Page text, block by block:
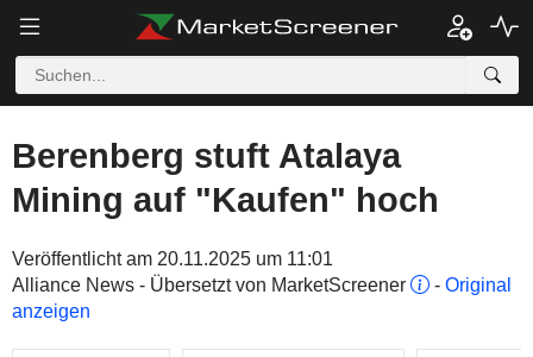
Berenberg stuft Atalaya
Mining auf "Kaufen" hoch
Veröffentlicht am 20.11.2025 um 11:01
Alliance News - Übersetzt von MarketScreener
- Original
anzeigen